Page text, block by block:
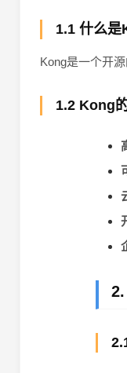
1.1 什么是
Kong是一个开
1.2 Kong